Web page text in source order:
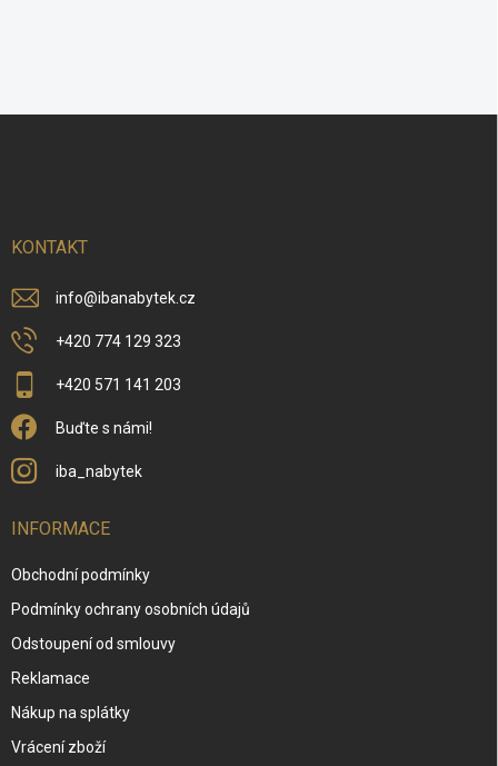
KONTAKT
info@ibanabytek.cz
+420 774 129 323
+420 571 141 203
Buďte s námi!
iba_nabytek
INFORMACE
Obchodní podmínky
Podmínky ochrany osobních údajů
Odstoupení od smlouvy
Reklamace
Nákup na splátky
Vrácení zboží